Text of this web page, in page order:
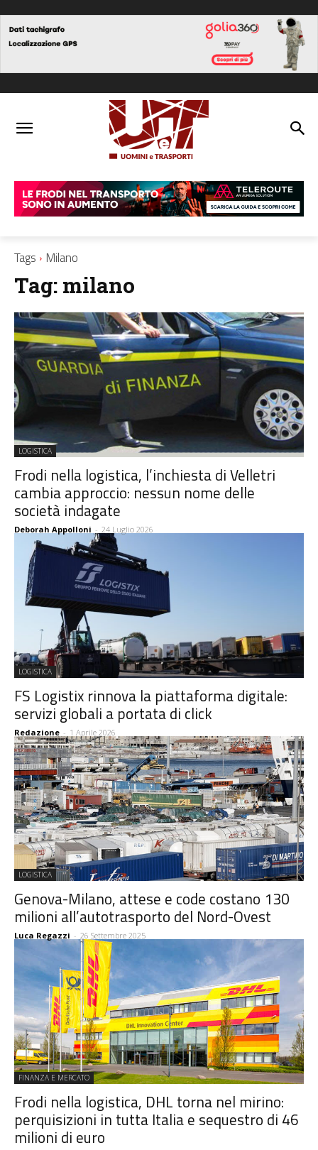
Tags Milano
Tag: milano
LOGISTICA
Frodi nella logistica, l’inchiesta di Velletri
cambia approccio: nessun nome delle
società indagate
Deborah Appolloni - 24 Luglio 2026
LOGISTICA
FS Logistix rinnova la piattaforma digitale:
servizi globali a portata di click
Redazione - 1 Aprile 2026
LOGISTICA
Genova-Milano, attese e code costano 130
milioni all’autotrasporto del Nord-Ovest
Luca Regazzi - 26 Settembre 2025
FINANZA E MERCATO
Frodi nella logistica, DHL torna nel mirino:
perquisizioni in tutta Italia e sequestro di 46
milioni di euro